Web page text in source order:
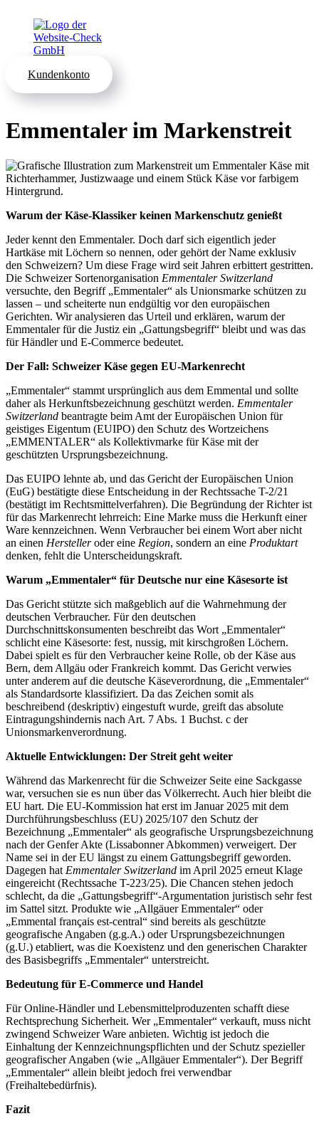
Kundenkonto
Emmentaler im Markenstreit
Warum der Käse-Klassiker keinen Markenschutz genießt
Jeder kennt den Emmentaler. Doch darf sich eigentlich jeder
Hartkäse mit Löchern so nennen, oder gehört der Name exklusiv
den Schweizern? Um diese Frage wird seit Jahren erbittert gestritten.
Die Schweizer Sortenorganisation Emmentaler Switzerland
versuchte, den Begriff „Emmentaler“ als Unionsmarke schützen zu
lassen – und scheiterte nun endgültig vor den europäischen
Gerichten. Wir analysieren das Urteil und erklären, warum der
Emmentaler für die Justiz ein „Gattungsbegriff“ bleibt und was das
für Händler und E-Commerce bedeutet.
Der Fall: Schweizer Käse gegen EU-Markenrecht
„Emmentaler“ stammt ursprünglich aus dem Emmental und sollte
daher als Herkunftsbezeichnung geschützt werden. Emmentaler
Switzerland beantragte beim Amt der Europäischen Union für
geistiges Eigentum (EUIPO) den Schutz des Wortzeichens
„EMMENTALER“ als Kollektivmarke für Käse mit der
geschützten Ursprungsbezeichnung.
Das EUIPO lehnte ab, und das Gericht der Europäischen Union
(EuG) bestätigte diese Entscheidung in der Rechtssache T-2/21
(bestätigt im Rechtsmittelverfahren). Die Begründung der Richter ist
für das Markenrecht lehrreich: Eine Marke muss die Herkunft einer
Ware kennzeichnen. Wenn Verbraucher bei einem Wort aber nicht
an einen Herstelleroder eine Region, sondern an eine Produktart
denken, fehlt die Unterscheidungskraft.
Warum „Emmentaler“ für Deutsche nur eine Käsesorte ist
Das Gericht stützte sich maßgeblich auf die Wahrnehmung der
deutschen Verbraucher. Für den deutschen
Durchschnittskonsumenten beschreibt das Wort „Emmentaler“
schlicht eine Käsesorte: fest, nussig, mit kirschgroßen Löchern.
Dabei spielt es für den Verbraucher keine Rolle, ob der Käse aus
Bern, dem Allgäu oder Frankreich kommt. Das Gericht verwies
unter anderem auf die deutsche Käseverordnung, die „Emmentaler“
als Standardsorte klassifiziert. Da das Zeichen somit als
beschreibend (deskriptiv) eingestuft wurde, greift das absolute
Eintragungshindernis nach Art. 7 Abs. 1 Buchst. c der
Unionsmarkenverordnung.
Aktuelle Entwicklungen: Der Streit geht weiter
Während das Markenrecht für die Schweizer Seite eine Sackgasse
war, versuchen sie es nun über das Völkerrecht. Auch hier bleibt die
EU hart. Die EU-Kommission hat erst im Januar 2025 mit dem
Durchführungsbeschluss (EU) 2025/107 den Schutz der
Bezeichnung „Emmentaler“ als geografische Ursprungsbezeichnung
nach der Genfer Akte (Lissabonner Abkommen) verweigert. Der
Name sei in der EU längst zu einem Gattungsbegriff geworden.
Dagegen hat Emmentaler Switzerland im April 2025 erneut Klage
eingereicht (Rechtssache T-223/25). Die Chancen stehen jedoch
schlecht, da die „Gattungsbegriff“-Argumentation juristisch sehr fest
im Sattel sitzt. Produkte wie „Allgäuer Emmentaler“ oder
„Emmental français est-central“ sind bereits als geschützte
geografische Angaben (g.g.A.) oder Ursprungsbezeichnungen
(g.U.) etabliert, was die Koexistenz und den generischen Charakter
des Basisbegriffs „Emmentaler“ unterstreicht.
Bedeutung für E-Commerce und Handel
Für Online-Händler und Lebensmittelproduzenten schafft diese
Rechtsprechung Sicherheit. Wer „Emmentaler“ verkauft, muss nicht
zwingend Schweizer Ware anbieten. Wichtig ist jedoch die
Einhaltung der Kennzeichnungspflichten und der Schutz spezieller
geografischer Angaben (wie „Allgäuer Emmentaler“). Der Begriff
„Emmentaler“ allein bleibt jedoch frei verwendbar
(Freihaltebedürfnis).
Fazit